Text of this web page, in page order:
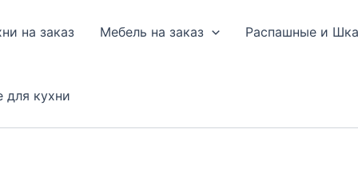
на заказ Мебель на заказ Распашные и
для кухни